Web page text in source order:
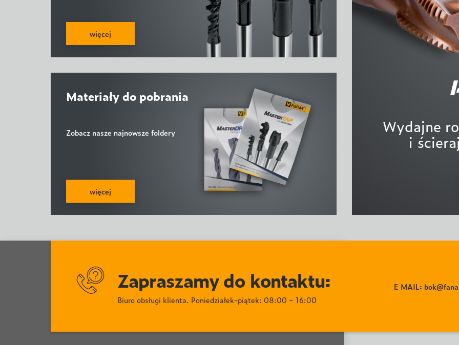
więcej
Materiały do pobrania
Zobacz nasze najnowsze foldery
więcej
Wydajne
i
Zapraszamy do kontaktu:
Biuro obsługi klienta. Poniedziałek-piątek: 08:00 – 16:00
E MAIL: